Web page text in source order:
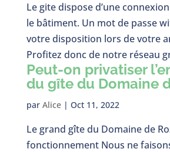
Le gite dispose d’une
le bâtiment. Un mot de passe
votre disposition lors de votre
Profitez donc de notre réseau
Peut-on privatiser
du gîte du Domaine
par Alice| Oct 11, 2022
Le grand gîte du Domaine de
fonctionnement Nous ne